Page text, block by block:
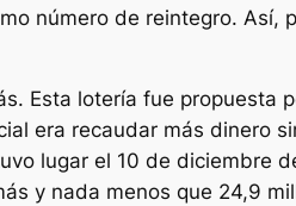
número de reintegro. Así,
Esta lotería fue propuesta
era recaudar más dinero
lugar el 10 de diciembre
y nada menos que 24,9